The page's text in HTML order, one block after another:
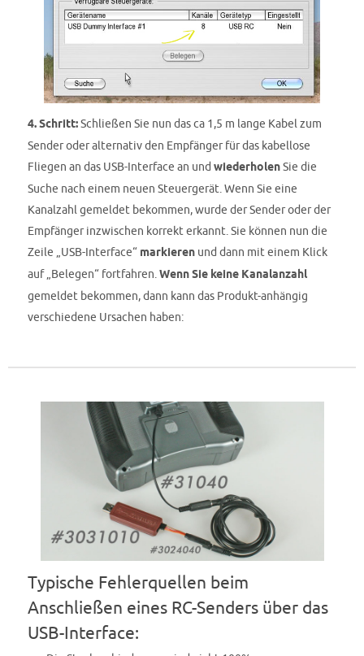
4. Schritt:Schließen Sie nun das ca 1,5 m lange Kabel zum
Sender oder alternativ den Empfänger für das kabellose
Fliegen an das USB-Interface an und wiederholenSie die
Suche nach einem neuen Steuergerät. Wenn Sie eine
Kanalzahl gemeldet bekommen, wurde der Sender oder der
Empfänger inzwischen korrekt erkannt. Sie können nun die
Zeile „USB-Interface“ markieren und dann mit einem Klick
auf „Belegen“ fortfahren.Wenn Sie keine Kanalanzahl
gemeldet bekommen, dann kann das Produkt-anhängig
verschiedene Ursachen haben:
Typische Fehlerquellen beim
Anschließen eines RC-Senders über das
USB-Interface: